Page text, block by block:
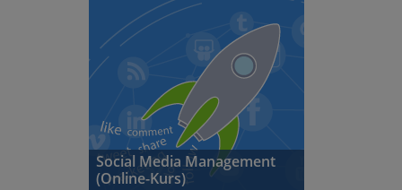
Social Media Management
(Online-Kurs)